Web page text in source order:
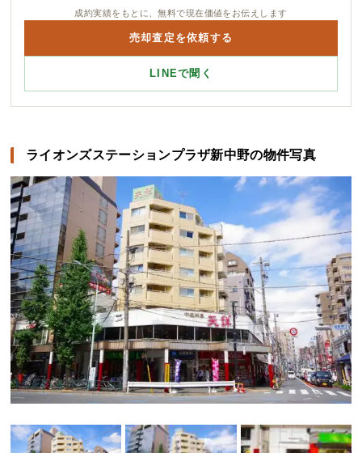
成約実績をもとに、無料で現在価値をお伝えします
売却査定を依頼する
LINEで聞く
ライオンズステーションプラザ新中野の物件写真